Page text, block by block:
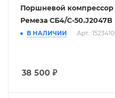
Поршневой компрессор
Ремеза СБ4/С-50.J2047B
В НАЛИЧИИ Арт.: 1523410
38 500 ₽